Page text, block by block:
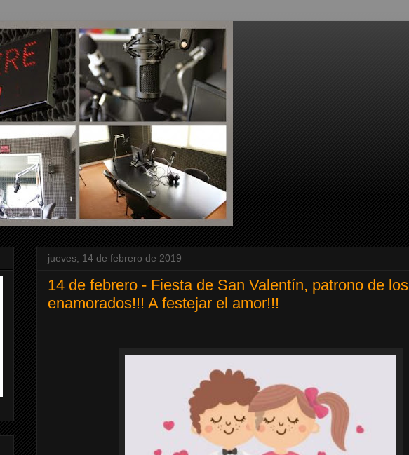
jueves, 14 de febrero de 2019
14 de febrero - Fiesta de San Valentín, patrono de los
enamorados!!! A festejar el amor!!!